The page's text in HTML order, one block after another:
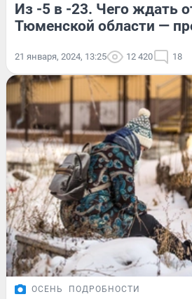
Из -5 в -23. Чего ждать
Тюменской области —
21 января, 2024, 13:25 12 420 18
ОСЕНЬ ПОДРОБНОСТИ